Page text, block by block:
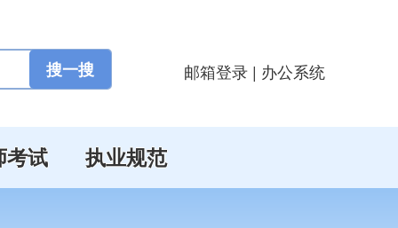
邮箱登录 | 办公系统
考试 执业规范